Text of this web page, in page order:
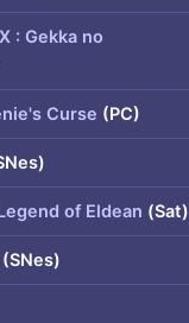
: Gekka no
Curse (PC)
of Eldean (Sat)
(SNes)